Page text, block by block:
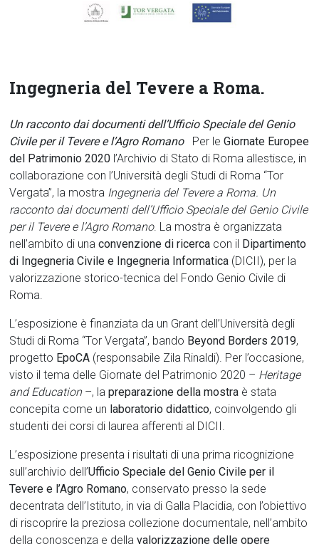
Ingegneria del Tevere a Roma.
Un racconto dai documenti dell’Ufficio Speciale del Genio
Civile per il Tevere e l’Agro Romano
Per leGiornate Europee
del Patrimonio 2020 l’Archivio di Stato di Roma allestisce, in
collaborazione con l’Università degli Studi di Roma “Tor
Vergata”, la mostra Ingegneria del Tevere a Roma. Un
racconto dai documenti dell’Ufficio Speciale del Genio Civile
per il Tevere e l’Agro Romano. La mostra è organizzata
nell’ambito di unaconvenzione di ricerca con il Dipartimento
di Ingegneria Civile e Ingegneria Informatica (DICII), per la
valorizzazione storico-tecnica del Fondo Genio Civile di
Roma.
L’esposizione è finanziata da un Grant dell’Università degli
Studi di Roma “Tor Vergata”, bando Beyond Borders 2019,
progetto EpoCA (responsabile Zila Rinaldi). Per l’occasione,
visto il tema delle Giornate del Patrimonio 2020 – Heritage
and Education –, lapreparazione della mostra è stata
concepita come un laboratorio didattico, coinvolgendo gli
studenti dei corsi di laurea afferenti al DICII.
L’esposizione presenta i risultati di una prima ricognizione
sull’archivio dell’Ufficio Speciale del Genio Civile per il
Tevere e l’Agro Romano, conservato presso la sede
decentrata dell’Istituto, in via di Galla Placidia, con l’obiettivo
di riscoprire la preziosa collezione documentale, nell’ambito
della conoscenza e dellavalorizzazione delle opere